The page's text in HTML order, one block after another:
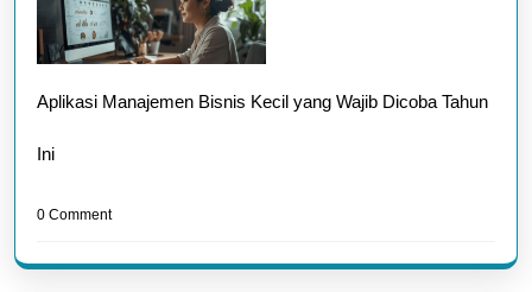
Aplikasi Manajemen Bisnis Kecil yang Wajib Dicoba Tahun
Ini
0 Comment